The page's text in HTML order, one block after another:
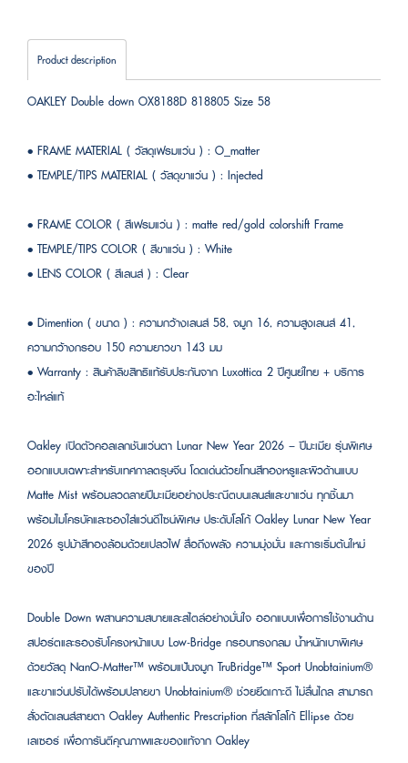
Product description
OAKLEY Double down OX8188D 818805 Size 58
• FRAME MATERIAL ( วัสดุเฟรมแว่น ) : O_matter
• TEMPLE/TIPS MATERIAL ( วัสดุขาแว่น ) : Injected
• FRAME COLOR ( สีเฟรมแว่น ) : matte red/gold colorshift Frame
• TEMPLE/TIPS COLOR ( สีขาแว่น ) : White
• LENS COLOR ( สีเลนส์ ) : Clear
• Dimention ( ขนาด ) : ความกว้างเลนส์ 58, จมูก 16, ความสูงเลนส์ 41,
ความกว้างกรอบ 150 ความยาวขา 143 มม
• Warranty : สินค้าลิขสิทธิแท้รับประกันจาก Luxottica 2 ปีศูนย์ไทย + บริการ
อะไหล่แท้
Oakley เปิดตัวคอลเลกชันแว่นตา Lunar New Year 2026 – ปีมะเมีย รุ่นพิเศษ
ออกแบบเฉพาะสำหรับเทศกาลตรุษจีน โดดเด่นด้วยโทนสีทองหรูและผิวด้านแบบ
Matte Mist พร้อมลวดลายปีมะเมียอย่างประณีตบนเลนส์และขาแว่น ทุกชิ้นมา
พร้อมไมโครบัคและซองใส่แว่นดีไซน์พิเศษ ประดับโลโก้ Oakley Lunar New Year
2026 รูปม้าสีทองล้อมด้วยเปลวไฟ สื่อถึงพลัง ความมุ่งมั่น และการเริ่มต้นใหม่
ของปี
Double Down ผสานความสบายและสไตล์อย่างมั่นใจ ออกแบบเพื่อการใช้งานด้าน
สปอร์ตและรองรับโครงหน้าแบบ Low-Bridge กรอบทรงกลม น้ำหนักเบาพิเศษ
ด้วยวัสดุ NanO-Matter™ พร้อมแป้นจมูก TruBridge™ Sport Unobtainium®
และขาแว่นปรับได้พร้อมปลายขา Unobtainium® ช่วยยึดเกาะดี ไม่ลื่นไถล สามารถ
สั่งตัดเลนส์สายตา Oakley Authentic Prescription ที่สลักโลโก้ Ellipse ด้วย
เลเซอร์ เพื่อการันตีคุณภาพและของแท้จาก Oakley